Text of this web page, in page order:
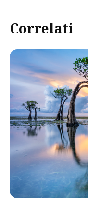
Correlati